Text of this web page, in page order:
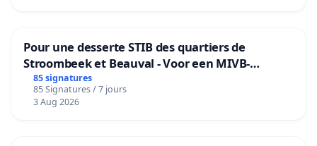
Pour une desserte STIB des quartiers de
Stroombeek et Beauval - Voor een MIVB-
bediening van de wijken Strombeek en Het
Voor
85 signatures
85 Signatures / 7 jours
3 Aug 2026